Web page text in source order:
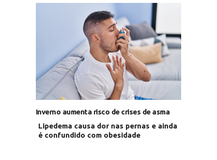
Inverno aumenta risco de crises de asma
Lipedema causa dor nas pernas e ainda
é confundido com obesidade